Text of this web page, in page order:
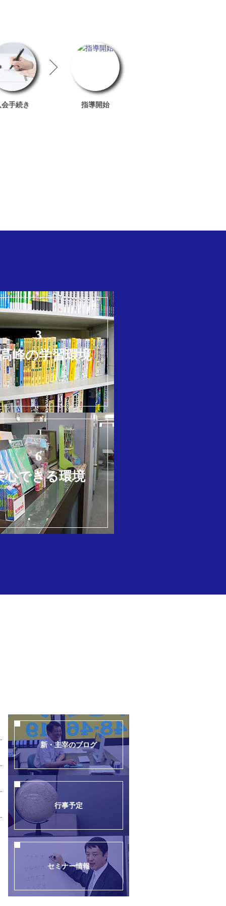
会手続き 指導開始
3
峰の学習環境
6
心できる環境
新・主宰のブログ
行事予定
セミナー情報